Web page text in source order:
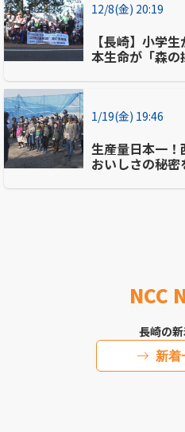
12/8(金) 20:19
【長崎】小学
本生命が「森
1/19(金) 19:46
生産量日本一
おいしさの秘
NCC
長崎の
新着